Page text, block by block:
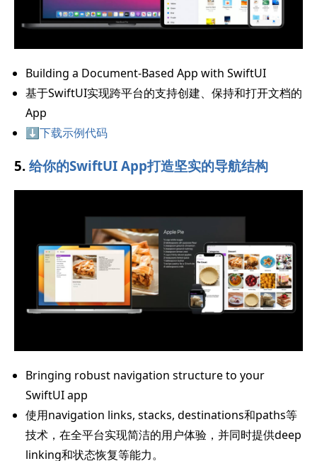
Building a Document-Based App with SwiftUI
基于SwiftUI实现跨平台的支持创建、保持和打开文档的
App
⬇️下载示例代码
5. 给你的SwiftUI App打造坚实的导航结构
Bringing robust navigation structure to your
SwiftUI app
使用navigation links, stacks, destinations和paths等
技术，在全平台实现简洁的用户体验，并同时提供deep
linking和状态恢复等能力。